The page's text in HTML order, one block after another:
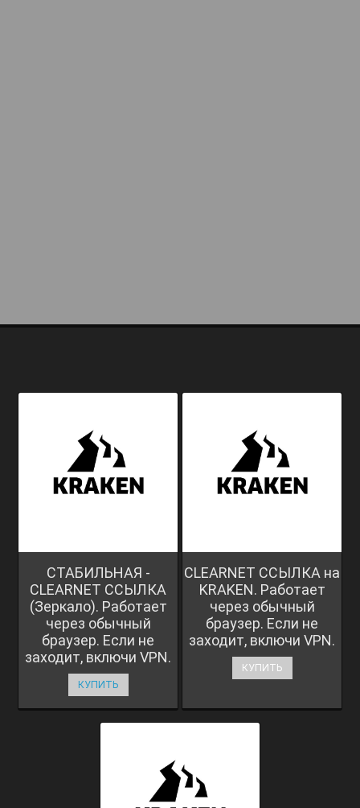
СТАБИЛЬНАЯ -
CLEARNET ССЫЛКА
(Зеркало). Работает
через обычный
браузер. Если не
заходит, включи VPN.
КУПИТЬ
CLEARNET ССЫЛКА на
KRAKEN. Работает
через обычный
браузер. Если не
заходит, включи VPN.
КУПИТЬ